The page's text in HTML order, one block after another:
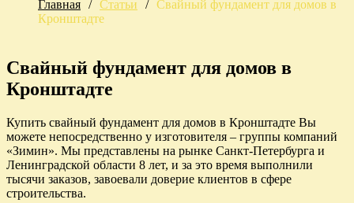
Главная / Статьи / Свайный фундамент для домов в
Кронштадте
Свайный фундамент для домов в
Кронштадте
Купить свайный фундамент для домов в Кронштадте Вы
можете непосредственно у изготовителя – группы компаний
«Зимин». Мы представлены на рынке Санкт-Петербурга и
Ленинградской области 8 лет, и за это время выполнили
тысячи заказов, завоевали доверие клиентов в сфере
строительства.